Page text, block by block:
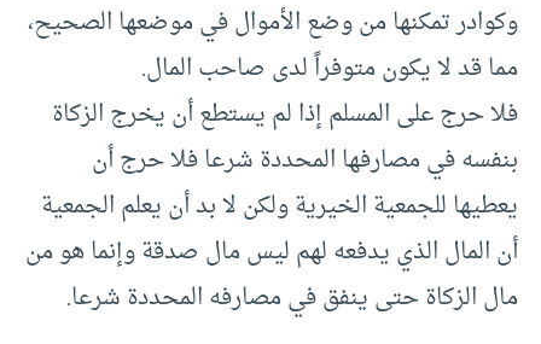
وكوادر تمكنها من وضع الأموال في موضعها الصحيح،
مما قد لا يكون متوفراً لدى صاحب المال.
فلا حرج على المسلم إذا لم يستطع أن يخرج الزكاة
بنفسه في مصارفها المحددة شرعا فلا حرج أن
يعطيها للجمعية الخيرية ولكن لا بد أن يعلم الجمعية
أن المال الذي يدفعه لهم ليس مال صدقة وإنما هو من
مال الزكاة حتى ينفق في مصارفه المحددة شرعا.